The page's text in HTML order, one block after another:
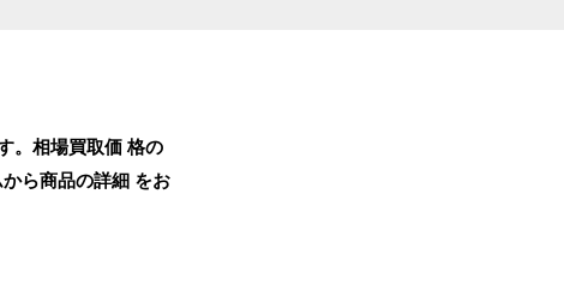
。相場買取価 格の
ら商品の詳細 をお